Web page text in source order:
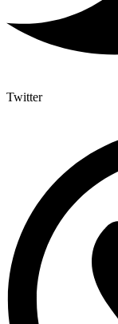
Twitter